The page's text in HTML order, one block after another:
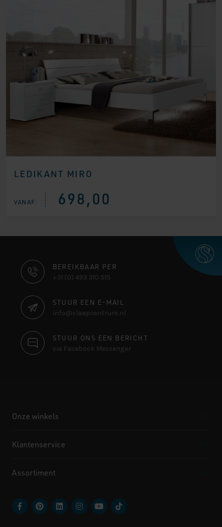
LEDIKANT MIRO
VANAF: 698,00
CONTACT
INFORMATIE
BEREIKBAAR PER
+31 (0) 493 310 515
STUUR EEN E-MAIL
info@slaapcentrum.nl
STUUR ONS EEN BERICHT
via Facebook Messenger
Onze winkels
Klantenservice
Assortiment